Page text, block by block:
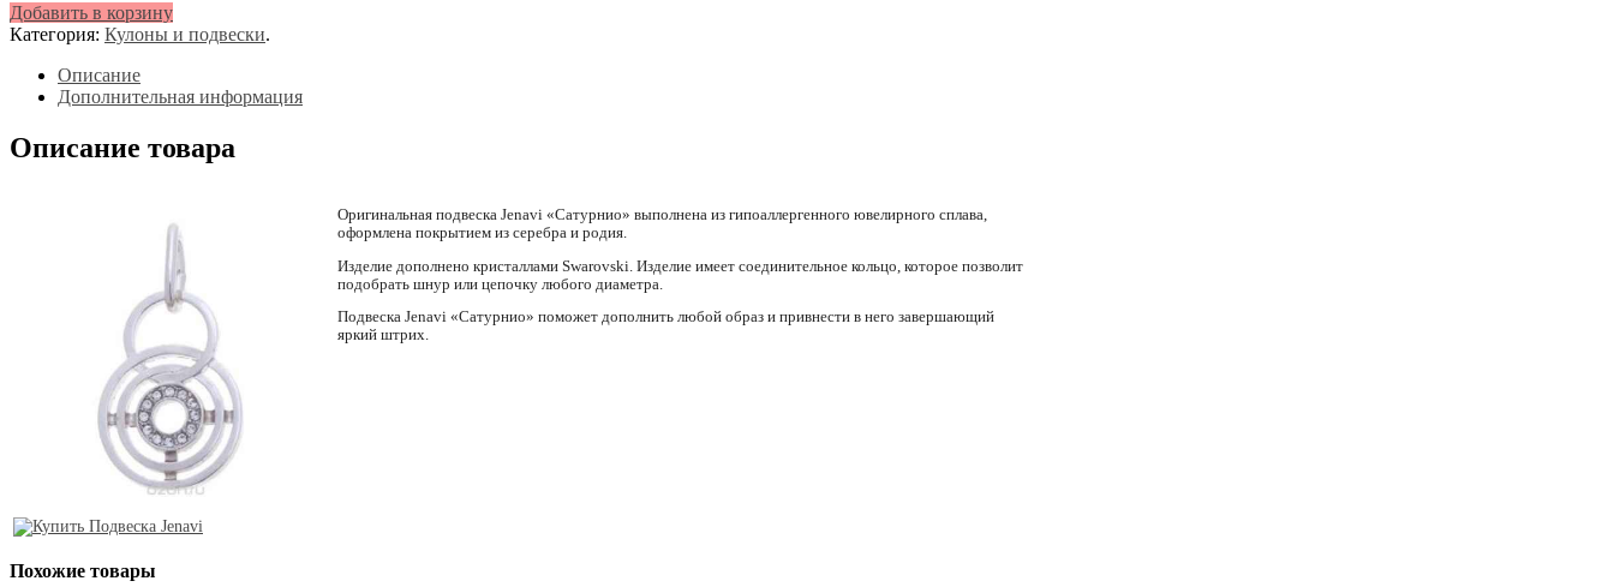
Добавить в корзину
Категория: Кулоны и подвески.
Описание
Дополнительная информация
Описание товара
Оригинальная подвеска Jenavi «Сатурнио» выполнена из гипоаллергенного ювелирного сплава,
оформлена покрытием из серебра и родия.
Изделие дополнено кристаллами Swarovski. Изделие имеет соединительное кольцо, которое позволит
подобрать шнур или цепочку любого диаметра.
Подвеска Jenavi «Сатурнио» поможет дополнить любой образ и привнести в него завершающий
яркий штрих.
Похожие товары